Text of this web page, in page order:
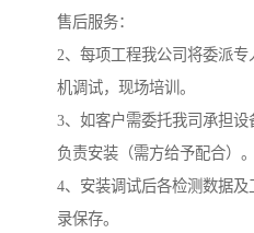
售后服务：
2、每项工程我公司将委派
机调试，现场培训。
3、如客户需委托我司承担
负责安装（需方给予配合）。
4、安装调试后各检测数据
录保存。